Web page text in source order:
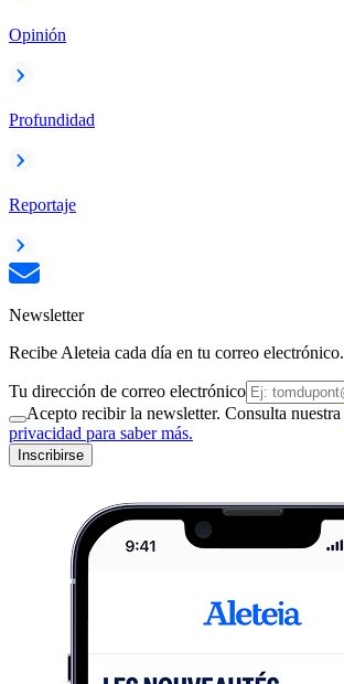
Opinión
Profundidad
Reportaje
Newsletter
Recibe Aleteia cada día en tu correo electrónico.
Tu dirección de correo electrónico
Acepto recibir la newsletter. Consulta nuestra
privacidad para saber más.
Inscribirse